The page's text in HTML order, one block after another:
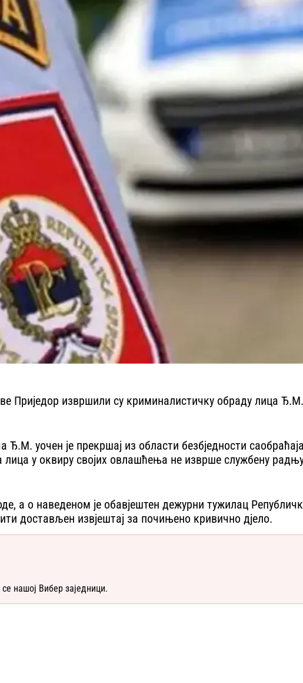
Приједор извршили су криминалистичку обраду лица
уочен је прекршај из области безбједности
у оквиру својих овлашћења не изврше службену
а о наведеном је обавјештен дежурни тужилац
достављен извјештај за почињено кривично дјело.
нашој Вибер заједници.